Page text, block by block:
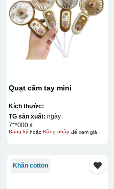
Quạt cầm tay mini
Kích thước:
TG sản xuất: ngày
7**000 ₫
Đăng kýhoặc Đăng nhậpđể xem giá
Khăn cotton